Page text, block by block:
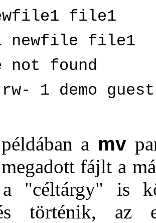
file1
file1
not found
1 demo
a mv
fájlt a
"céltárgy" is
történik,